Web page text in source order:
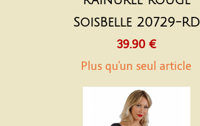
SoisBelle 20729-RD
39.90 €
Plus qu'un seul article